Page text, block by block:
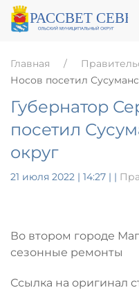
Главная
Носов посетил
Губернатор
посетил
округ
21 июля 2022 | 14:27 | |
Во втором городе
сезонные ремонты
Ссылка на оригинал